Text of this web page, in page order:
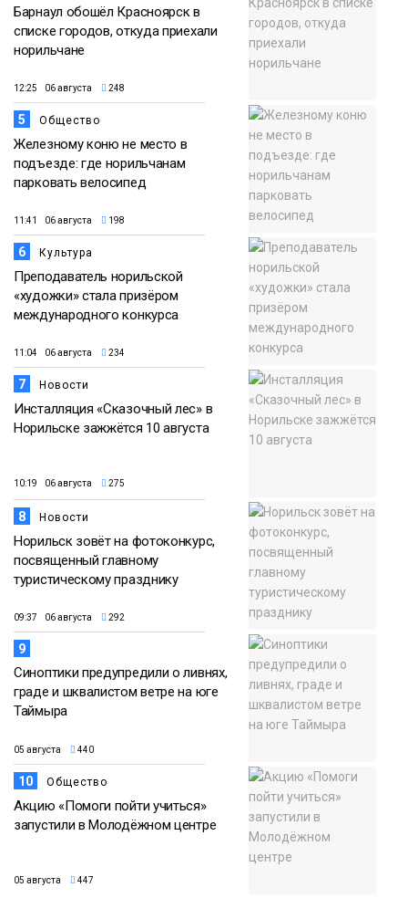
Барнаул обошёл Красноярск в
списке городов, откуда приехали
норильчане
12:25 06 августа 248
5 Общество
Железному коню не место в
подъезде: где норильчанам
парковать велосипед
11:41 06 августа 198
6 Культура
Преподаватель норильской
«художки» стала призёром
международного конкурса
11:04 06 августа 234
7 Новости
Инсталляция «Сказочный лес» в
Норильске зажжётся 10 августа
10:19 06 августа 275
8 Новости
Норильск зовёт на фотоконкурс,
посвященный главному
туристическому празднику
09:37 06 августа 292
9
Синоптики предупредили о ливнях,
граде и шквалистом ветре на юге
Таймыра
05 августа 440
10 Общество
Акцию «Помоги пойти учиться»
запустили в Молодёжном центре
05 августа 447